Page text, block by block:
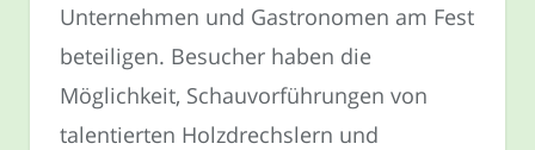
Unternehmen und Gastronomen am Fest
beteiligen. Besucher haben die
Möglichkeit, Schauvorführungen von
talentierten Holzdrechslern und